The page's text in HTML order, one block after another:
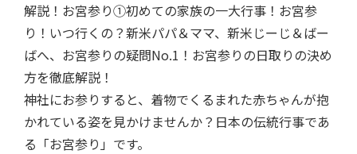
解説！お宮参り➀初めての家族の一大行事！お宮参
り！いつ行くの？新米パパ＆ママ、新米じーじ＆ばー
ばへ、お宮参りの疑問No.1！お宮参りの日取りの決め
方を徹底解説！
神社にお参りすると、着物でくるまれた赤ちゃんが抱
かれている姿を見かけませんか？日本の伝統行事であ
る「お宮参り」です。